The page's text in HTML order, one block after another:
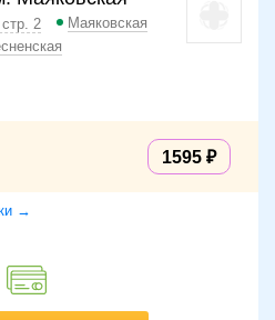
2
Маяковская
1595
→